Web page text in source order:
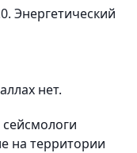
Энергетический
нет.
сейсмологи
на территории